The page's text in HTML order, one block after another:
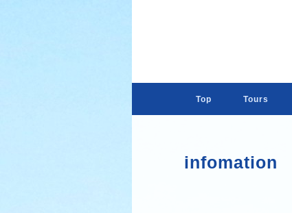
Top Tours
infomation